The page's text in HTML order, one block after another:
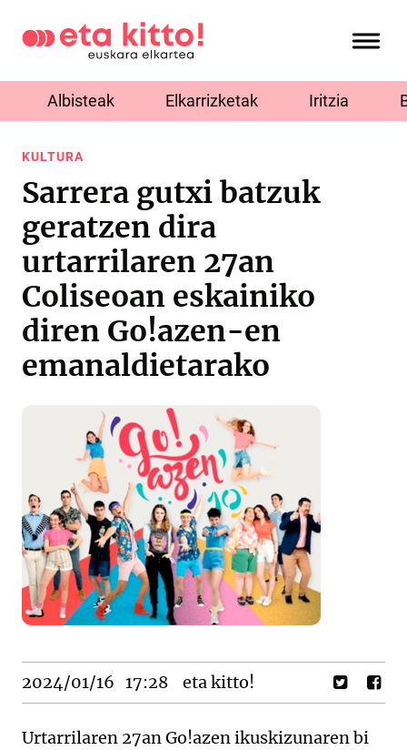
Albisteak Elkarrizketak Iritzia
KULTURA
Sarrera gutxi batzuk
geratzen dira
urtarrilaren 27an
Coliseoan eskainiko
diren Go!azen-en
emanaldietarako
2024/01/16 17:28 eta kitto!
Urtarrilaren 27an Go!azen ikuskizunaren bi